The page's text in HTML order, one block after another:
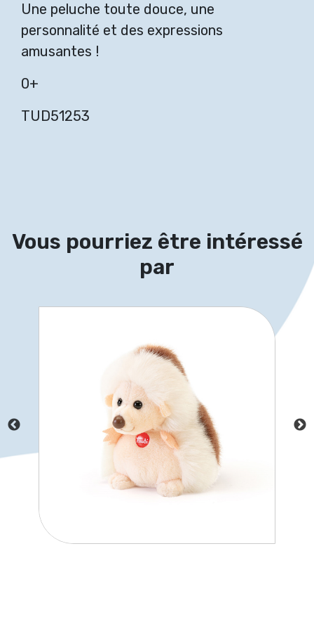
Une peluche toute douce, une
personnalité et des expressions
amusantes !
0+
TUD51253
Vous pourriez être intéressé
par